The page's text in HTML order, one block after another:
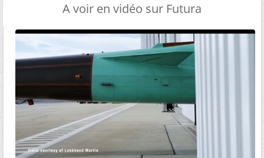
A voir en vidéo sur Futura